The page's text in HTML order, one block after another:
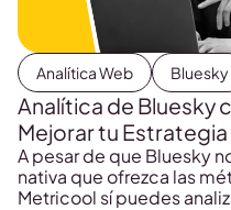
Analítica Web Bluesky
Analítica de Bluesky
Mejorar tu
A pesar de que Bluesky
nativa que ofrezca las
Metricool sí puedes